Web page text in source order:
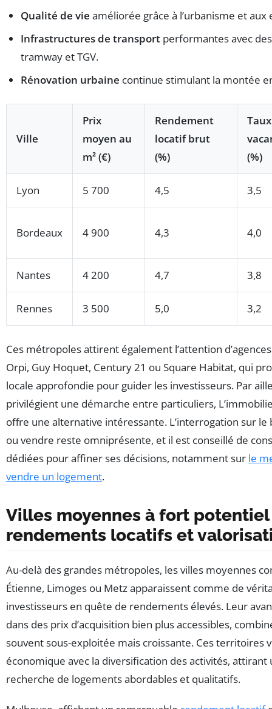
Qualité de vie améliorée grâce à l’urbanisme et aux
Infrastructures de transport performantes avec
tramway et TGV.
Rénovation urbaine continue stimulant la montée
Ville
Prix
moyen au
m² (€)
Rendement
locatif brut
(%)
(%)
Lyon 5 700 4,5 3,5
Bordeaux 4 900 4,3 4,0
Nantes 4 200 4,7 3,8
Rennes 3 500 5,0 3,2
Ces métropoles attirent également l’attention
Orpi, Guy Hoquet, Century 21 ou Square Habitat, qui
locale approfondie pour guider les investisseurs. Par
privilégient une démarche entre particuliers,
offre une alternative intéressante. L’interrogation sur
ou vendre reste omniprésente, et il est conseillé de
dédiées pour affiner ses décisions, notamment sur le
vendre un logement.
Villes moyennes à fort
rendements locatifs et
Au-delà des grandes métropoles, les villes moyennes
Étienne, Limoges ou Metz apparaissent comme de
investisseurs en quête de rendements élevés. Leur
dans des prix d’acquisition bien plus accessibles,
souvent sous-exploitée mais croissante. Ces territoires
économique avec la diversification des activités, attirant
recherche de logements abordables et qualitatifs.